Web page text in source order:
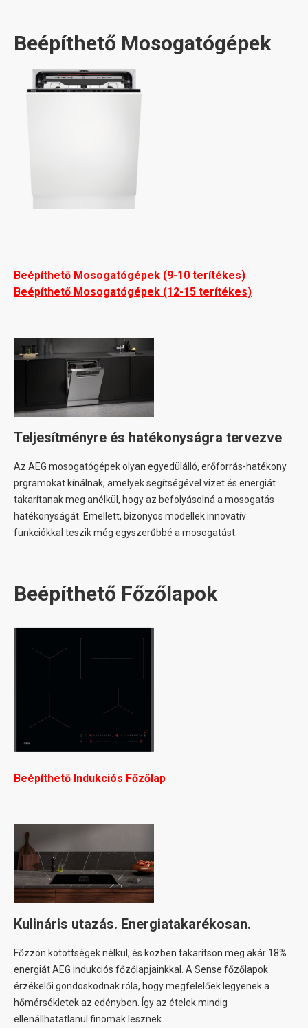
Beépíthető Mosogatógépek
Beépíthető Mosogatógépek (9-10 terítékes)
Beépíthető Mosogatógépek (12-15 terítékes)
Teljesítményre és hatékonyságra tervezve
Az AEG mosogatógépek olyan egyedülálló, erőforrás-hatékony
prgramokat kínálnak, amelyek segítségével vizet és energiát
takarítanak meg anélkül, hogy az befolyásolná a mosogatás
hatékonyságát. Emellett, bizonyos modellek innovatív
funkciókkal teszik még egyszerűbbé a mosogatást.
Beépíthető Főzőlapok
Beépíthető Indukciós Főzőlap
Kulináris utazás. Energiatakarékosan.
Főzzön kötöttségek nélkül, és közben takarítson meg akár 18%
energiát AEG indukciós főzőlapjainkkal. A Sense főzőlapok
érzékelői gondoskodnak róla, hogy megfelelőek legyenek a
hőmérsékletek az edényben. Így az ételek mindig
ellenállhatatlanul finomak lesznek.